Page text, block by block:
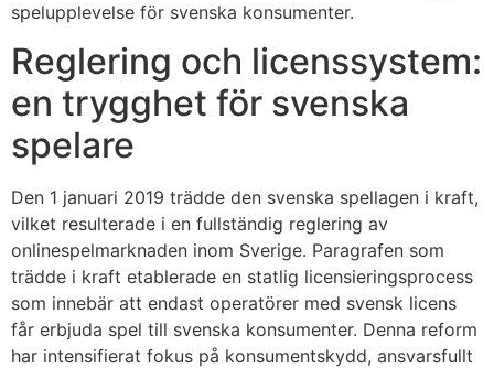
spelupplevelse för svenska konsumenter.
Reglering och licenssystem:
en trygghet för svenska
spelare
Den 1 januari 2019 trädde den svenska spellagen i kraft,
vilket resulterade i en fullständig reglering av
onlinespelmarknaden inom Sverige. Paragrafen som
trädde i kraft etablerade en statlig licensieringsprocess
som innebär att endast operatörer med svensk licens
får erbjuda spel till svenska konsumenter. Denna reform
har intensifierat fokus på konsumentskydd, ansvarsfullt